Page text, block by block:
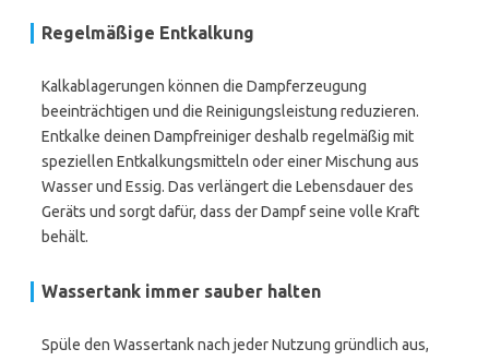
Regelmäßige Entkalkung
Kalkablagerungen können die Dampferzeugung
beeinträchtigen und die Reinigungsleistung reduzieren.
Entkalke deinen Dampfreiniger deshalb regelmäßig mit
speziellen Entkalkungsmitteln oder einer Mischung aus
Wasser und Essig. Das verlängert die Lebensdauer des
Geräts und sorgt dafür, dass der Dampf seine volle Kraft
behält.
Wassertank immer sauber halten
Spüle den Wassertank nach jeder Nutzung gründlich aus,